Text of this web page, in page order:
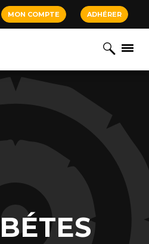
MON COMPTE ADHÉRER